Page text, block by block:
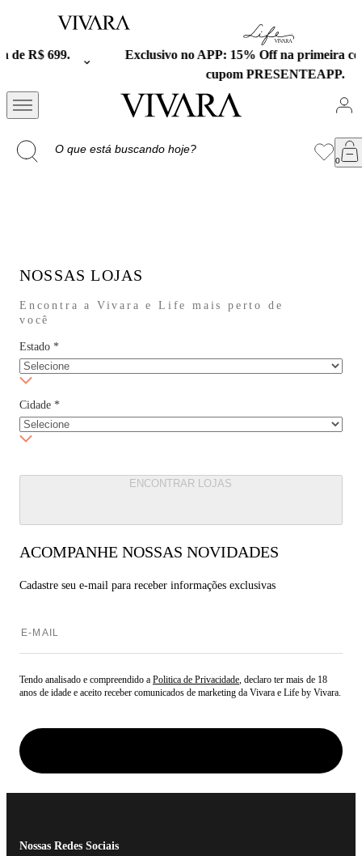
Exclusivo no APP: 15% Off na primeira compra com o
cupom PRESENTEAPP.
NOSSAS LOJAS
Encontra a Vivara e Life mais perto de
você
Estado *
Cidade *
ENCONTRAR LOJAS
ACOMPANHE NOSSAS NOVIDADES
Cadastre seu e-mail para receber informações exclusivas
Tendo analisado e compreendido a Politica de Privacidade, declaro ter mais de 18
anos de idade e aceito receber comunicados de marketing da Vivara e Life by Vivara.
Nossas Redes Sociais